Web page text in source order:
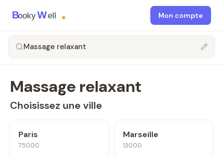
BookyWell Mon compte
Massage relaxant
Massage relaxant
Choisissez une ville
Paris
75000
Marseille
13000